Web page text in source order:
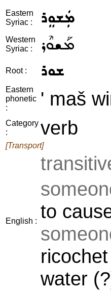
Eastern
Syriac :
ܡܲܫܘܸܪ
Western
Syriac :
ܡܰܫܘܶܪ
Root : ܫܘܪ
Eastern
phonetic
:
' maš
Category
:
verb
[Transport]
English : to
water